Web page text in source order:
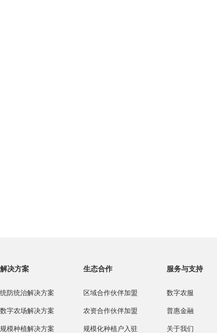
解决方案
统防统治解决方案
数字农场解决方案
规模种植解决方案
生态合作
区域合作伙伴加盟
农资合作伙伴加盟
规模化种植户入驻
服务与支持
数字农服
普惠金融
关于我们